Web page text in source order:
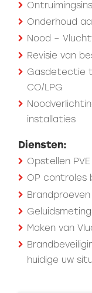
Onderhoud
Nood –
Revisie van
Gasdetectie
CO/LPG
installaties
Diensten:
Opstellen PVE
OP controles
Brandproeven
Maken van
huidige uw